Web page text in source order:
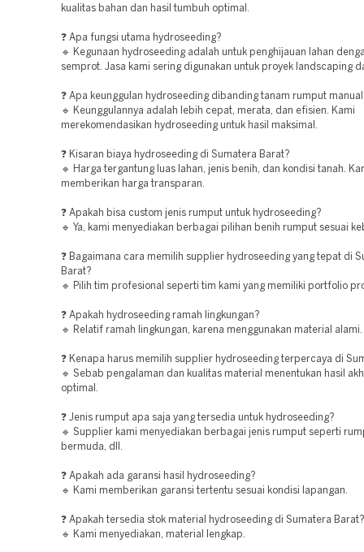
kualitas bahan dan hasil tumbuh optimal.
❓ Apa fungsi utama hydroseeding?
🔹 Kegunaan hydroseeding adalah untuk penghijauan lahan
semprot. Jasa kami sering digunakan untuk proyek landscaping
❓ Apa keunggulan hydroseeding dibanding tanam rumput
🔹 Keunggulannya adalah lebih cepat, merata, dan efisien. Kami
merekomendasikan hydroseeding untuk hasil maksimal.
❓ Kisaran biaya hydroseeding di Sumatera Barat?
🔹 Harga tergantung luas lahan, jenis benih, dan kondisi tanah.
memberikan harga transparan.
❓ Apakah bisa custom jenis rumput untuk hydroseeding?
🔹 Ya, kami menyediakan berbagai pilihan benih rumput sesuai
❓ Bagaimana cara memilih supplier hydroseeding yang tepat di
Barat?
🔹 Pilih tim profesional seperti tim kami yang memiliki portfolio
❓ Apakah hydroseeding ramah lingkungan?
🔹 Relatif ramah lingkungan, karena menggunakan material alami.
❓ Kenapa harus memilih supplier hydroseeding terpercaya di
🔹 Sebab pengalaman dan kualitas material menentukan hasil
optimal.
❓ Jenis rumput apa saja yang tersedia untuk hydroseeding?
🔹 Supplier kami menyediakan berbagai jenis rumput seperti
bermuda, dll.
❓ Apakah ada garansi hasil hydroseeding?
🔹 Kami memberikan garansi tertentu sesuai kondisi lapangan.
❓ Apakah tersedia stok material hydroseeding di Sumatera Barat?
🔹 Kami menyediakan, material lengkap.